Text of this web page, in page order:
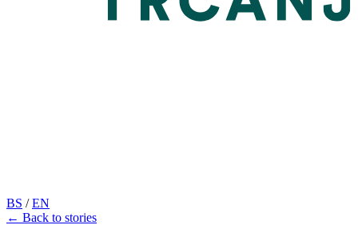
BS / EN
← Back to stories